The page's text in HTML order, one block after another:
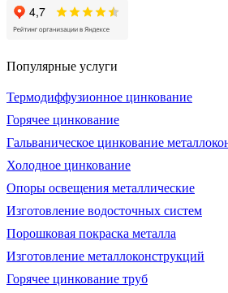
Популярные услуги
Термодиффузионное цинкование
Горячее цинкование
Гальваническое цинкование
Холодное цинкование
Опоры освещения металлические
Изготовление водосточных систем
Порошковая покраска металла
Изготовление металлоконструкций
Горячее цинкование труб